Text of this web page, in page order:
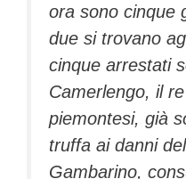
ora sono cinque
due si trovano
cinque arrestati
Camerlengo, il
piemontesi, già
truffa ai danni
Gambarino,